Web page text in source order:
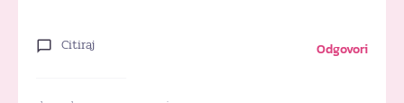
Citiraj Odgovori